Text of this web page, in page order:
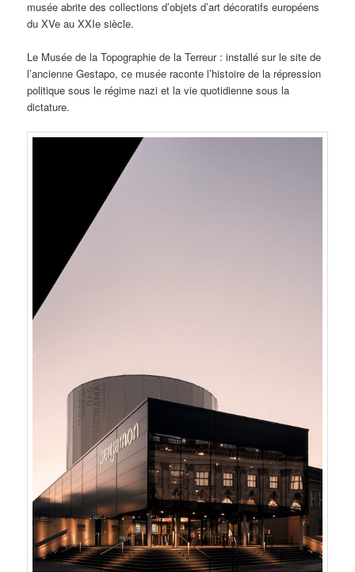
musée abrite des collections d’objets d’art décoratifs européens
du XVe au XXIe siècle.
Le Musée de la Topographie de la Terreur : installé sur le site de
l’ancienne Gestapo, ce musée raconte l’histoire de la répression
politique sous le régime nazi et la vie quotidienne sous la
dictature.